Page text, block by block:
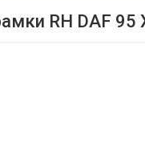
RH DAF 95